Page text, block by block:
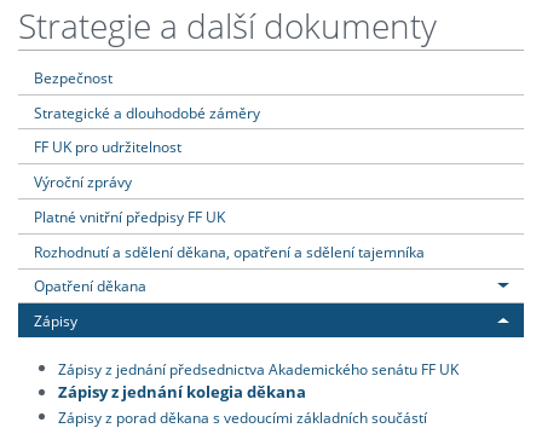
Strategie a další dokumenty
Bezpečnost
Strategické a dlouhodobé záměry
FF UK pro udržitelnost
Výroční zprávy
Platné vnitřní předpisy FF UK
Rozhodnutí a sdělení děkana, opatření a sdělení tajemníka
Opatření děkana
Zápisy
Zápisy z jednání předsednictva Akademického senátu FF UK
Zápisy z jednání kolegia děkana
Zápisy z porad děkana s vedoucími základních součástí